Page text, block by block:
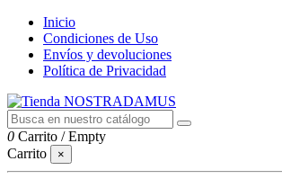
Inicio
Condiciones de Uso
Envíos y devoluciones
Política de Privacidad
0 Carrito /Empty
Carrito
×